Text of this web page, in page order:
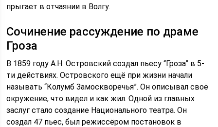
прыгает в отчаянии в Волгу.
Сочинение рассуждение по драме
Гроза
В 1859 году А.Н. Островский создал пьесу “Гроза” в 5-
ти действиях. Островского ещё при жизни начали
называть “Колумб Замоскворечья”. Он описывал своё
окружение, что видел и как жил. Одной из главных
заслуг стало создание Национального театра. Он
создал 47 пьес, был режиссёром постановок в